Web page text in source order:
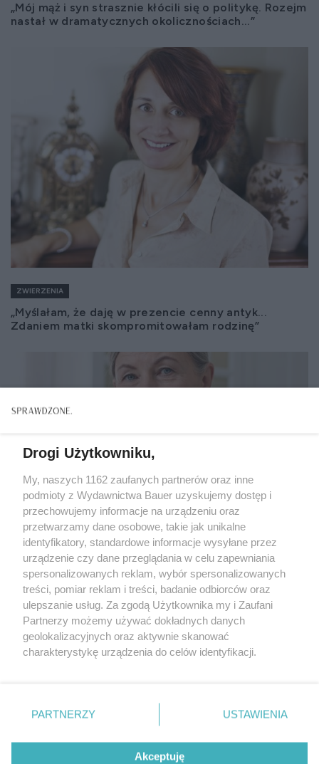
„Mój mąż i syn strasznie kłócili się o politykę. Rozejm
nastał w dramatycznych okolicznościach...”
ZWIERZENIA
„Myślałam, że daję w prezencie cenny antyk...
Zdaniem matki skompromitowałam rodzinę”
ZWIERZENIA
„Gorzki dżem z mirabelek odmienił moje życie. Nie
myślałam, że kiedyś go zrobię...!”
KONTAKT REKLAMA
Drogi Użytkowniku,
My, naszych 1162 zaufanych partnerów oraz inne
podmioty z Wydawnictwa Bauer uzyskujemy dostęp i
przechowujemy informacje na urządzeniu oraz
przetwarzamy dane osobowe, takie jak unikalne
identyfikatory, standardowe informacje wysyłane przez
urządzenie czy dane przeglądania w celu zapewniania
spersonalizowanych reklam, wybór spersonalizowanych
treści, pomiar reklam i treści, badanie odbiorców oraz
ulepszanie usług. Za zgodą Użytkownika my i Zaufani
Partnerzy możemy używać dokładnych danych
geolokalizacyjnych oraz aktywnie skanować
charakterystykę urządzenia do celów identyfikacji.
zmienić/wycofać klikając przycisk ustawień prywatności
znajdujący się w lewym dolnym rogu strony
rodzaje przetwarzania danych nie wymagają zgody
użytkownika, ale masz prawo sprzeciwić się takiemu
PARTNERZY USTAWIENIA
Akceptuję